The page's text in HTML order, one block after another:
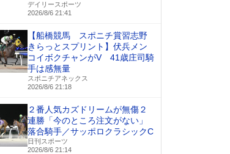
デイリースポーツ
2026/8/6 21:41
【船橋競馬 スポニチ賞習志野
きらっとスプリント】伏兵メン
コイボクチャンがV 41歳庄司騎
手は感無量
スポニチアネックス
2026/8/6 21:18
２番人気カズドリームが無傷２
連勝「今のところ注文がない」
落合騎手／サッポロクラシックC
日刊スポーツ
2026/8/6 21:14